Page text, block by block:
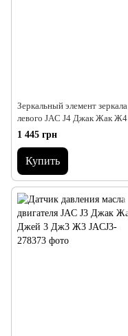
Зеркальный элемент зеркала
левого JAC J4 Джак Жак Ж4
1 445 грн
Купить